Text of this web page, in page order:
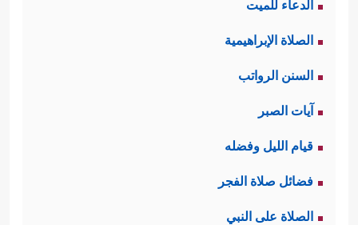
الدعاء للميت
الصلاة الإبراهيمية
السنن الرواتب
آيات الصبر
قيام الليل وفضله
فضائل صلاة الفجر
الصلاة على النبي